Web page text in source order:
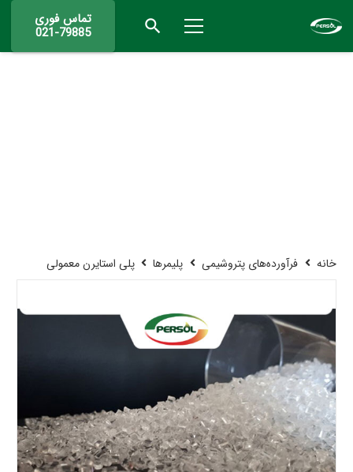
search تماس فوری
021-79885
خانه فرآورده‌های پتروشیمی پلیمرها پلی استایرن معمولی